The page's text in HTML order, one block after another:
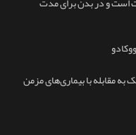
مقابله با بیماری‌های مزمن